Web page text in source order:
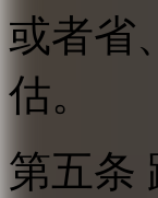
或者省
估。
第五条